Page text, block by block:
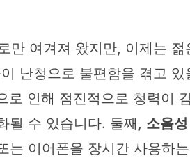
여겨져 왔지만, 이제는
난청으로 불편함을 겪고
로 인해 점진적으로 청력이
될 수 있습니다. 둘째, 소음
이어폰을 장시간 사용하